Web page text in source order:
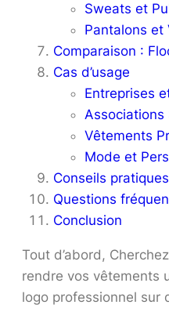
Sweats et
Pantalons et
Comparaison :
Cas d’usage
Entreprises
Associations
Vêtements
Mode et
Conseils pratiques
Questions
Conclusion
Tout d’abord,
rendre vos vêtements
logo professionnel sur